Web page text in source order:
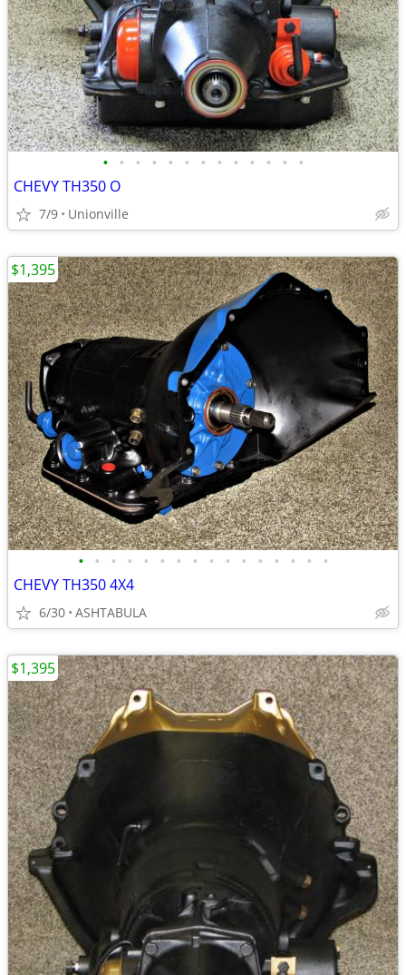
• • • • • • • • • • • • •
CHEVY TH350 O
7/9 Unionville
• • • • • • • • • • • • • • • •
CHEVY TH350 4X4
6/30 ASHTABULA
$1,395
$1,395